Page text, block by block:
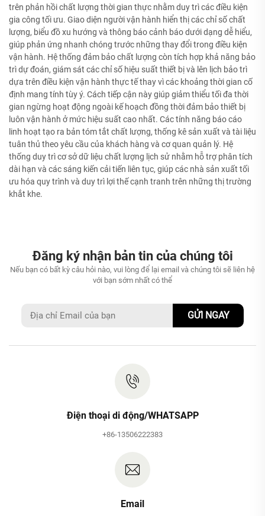
trên phản hồi chất lượng thời gian thực nhằm duy trì các điều kiện
gia công tối ưu. Giao diện người vận hành hiển thị các chỉ số chất
lượng, biểu đồ xu hướng và thông báo cảnh báo dưới dạng dễ hiểu,
giúp phản ứng nhanh chóng trước những thay đổi trong điều kiện
vận hành. Hệ thống đảm bảo chất lượng còn tích hợp khả năng bảo
trì dự đoán, giám sát các chỉ số hiệu suất thiết bị và lên lịch bảo trì
dựa trên điều kiện vận hành thực tế thay vì các khoảng thời gian cố
định mang tính tùy ý. Cách tiếp cận này giúp giảm thiểu tối đa thời
gian ngừng hoạt động ngoài kế hoạch đồng thời đảm bảo thiết bị
luôn vận hành ở mức hiệu suất cao nhất. Các tính năng báo cáo
linh hoạt tạo ra bản tóm tắt chất lượng, thống kê sản xuất và tài liệu
tuân thủ theo yêu cầu của khách hàng và cơ quan quản lý. Hệ
thống duy trì cơ sở dữ liệu chất lượng lịch sử nhằm hỗ trợ phân tích
dài hạn và các sáng kiến cải tiến liên tục, giúp các nhà sản xuất tối
ưu hóa quy trình và duy trì lợi thế cạnh tranh trên những thị trường
khắt khe.
Đăng ký nhận bản tin của chúng tôi
Nếu bạn có bất kỳ câu hỏi nào, vui lòng để lại email và chúng tôi sẽ liên hệ
với bạn sớm nhất có thể
GỬI NGAY
Điện thoại di động/WHATSAPP
+86-13506222383
Email